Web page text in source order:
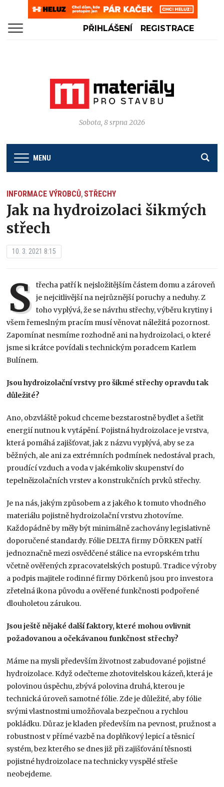
PŘIHLÁŠENÍ REGISTRACE
Sobota, 8 srpna 2026
MENU
INFORMACE VÝROBCŮ, STŘECHY
Jak na hydroizolaci šikmých
střech
10. 3. 2021 8:15
S třecha patří k nejsložitějším částem domu a zároveň
je nejcitlivější na nejrůznější poruchy a neduhy. Z
toho vyplývá, že se návrhu střechy, výběru krytiny i
všem řemeslným pracím musí věnovat náležitá pozornost.
Zapomínat nesmíme rozhodně ani na hydroizolaci, o které
jsme si krátce povídali s technickým poradcem Karlem
Bulínem.
Jsou hydroizolační vrstvy pro šikmé střechy opravdu tak
důležité?
Ano, obzvláště pokud chceme bezstarostně bydlet a šetřit
energií nutnou k vytápění. Pojistná hydroizolace je vrstva,
která pomáhá zajišťovat, jak z názvu vyplývá, aby se za
běžných, ale ani za extrémních podmínek nedostával prach,
proudící vzduch a voda v jakémkoliv skupenství do
tepelněizolačních vrstev a konstrukčních prvků střechy.
Je na nás, jakým způsobem a z jakého k tomuto vhodného
materiálu pojistně hydroizolační vrstvu zhotovíme.
Každopádně by měly být minimálně zachovány legislativně
doporučené standardy. Fólie DELTA firmy DÖRKEN patří
jednoznačně mezi osvědčené stálice na evropském trhu
včetně ověřených zpracovatelských postupů. Tradice výroby
a podpis majitele rodinné firmy Dörkenů jsou pro investora
zřetelná ikona původu a ověřené funkčnosti podpořené
dlouholetou zárukou.
Jsou ještě nějaké další faktory, které mohou ovlivnit
požadovanou a očekávanou funkčnost střechy?
Máme na mysli především životnost zabudované pojistné
hydroizolace. Když odečteme zhotovitelskou kázeň, která je
polovinou úspěchu, zbývá polovina druhá, kterou je
technická úroveň samotné fólie. Zde je důležité, aby fólie
svými vlastnostmi umožňovala bezpečnou a rychlou
pokládku. Důraz je kladen především na pevnost, pružnost a
robustnost v přímé vazbě na doplňkový lepicí a těsnicí
systém, bez kterého se dnes již při zajišťování těsnosti
pojistné hydroizolace na technicky vyspělé střeše
neobejdeme.